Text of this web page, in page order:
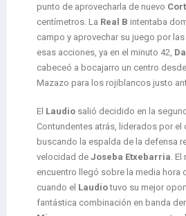
punto de aprovecharla de nuevo
centímetros. La Real B intentaba
campo y aprovechar su juego por
esas acciones, ya en el minuto 42,
cabeceó a bocajarro un centro
Mazazo para los rojiblancos justo
El Laudio salió decidido en la
Contundentes atrás, liderados por el
buscando la espalda de la defensa
velocidad de Joseba Etxebarria. El
encuentro llegó sobre la media hora
cuando el Laudiotuvo su mejor
fantástica combinación en banda